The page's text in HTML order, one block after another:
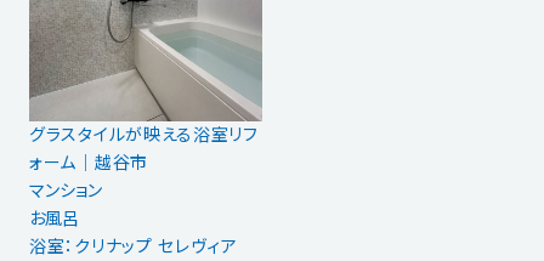
グラスタイルが映える浴室リフ
ォーム│越谷市
マンション
お風呂
浴室：クリナップ セレヴィア